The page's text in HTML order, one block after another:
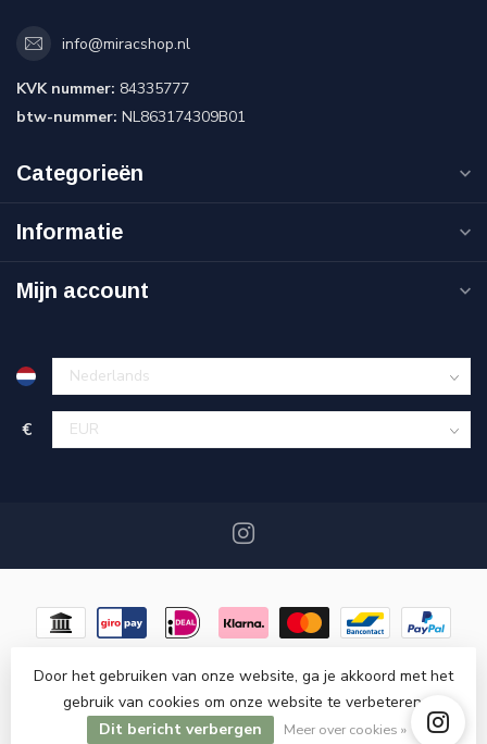
info@miracshop.nl
KVK nummer: 84335777
btw-nummer: NL863174309B01
Categorieën
Informatie
Mijn account
€
© Copyright 2026 Miracshop.nl- Powered byLightspeed-
Lightspeed designby Dyvelopment
Door het gebruiken van onze website, ga je akkoord met het
gebruik van cookies om onze website te verbeteren.
Dit bericht verbergen
Meer over cookies »